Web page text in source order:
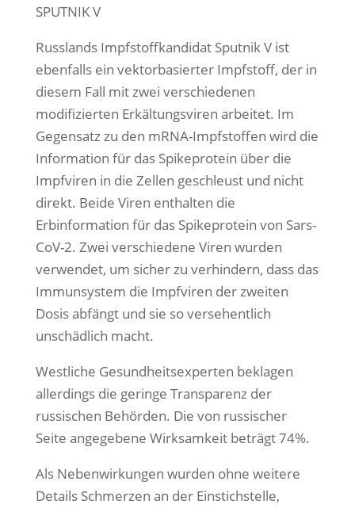
SPUTNIK V
Russlands Impfstoffkandidat Sputnik V ist
ebenfalls ein vektorbasierter Impfstoff, der in
diesem Fall mit zwei verschiedenen
modifizierten Erkältungsviren arbeitet. Im
Gegensatz zu den mRNA-Impfstoffen wird die
Information für das Spikeprotein über die
Impfviren in die Zellen geschleust und nicht
direkt. Beide Viren enthalten die
Erbinformation für das Spikeprotein von Sars-
CoV-2. Zwei verschiedene Viren wurden
verwendet, um sicher zu verhindern, dass das
Immunsystem die Impfviren der zweiten
Dosis abfängt und sie so versehentlich
unschädlich macht.
Westliche Gesundheitsexperten beklagen
allerdings die geringe Transparenz der
russischen Behörden. Die von russischer
Seite angegebene Wirksamkeit beträgt 74%.
Als Nebenwirkungen wurden ohne weitere
Details Schmerzen an der Einstichstelle,